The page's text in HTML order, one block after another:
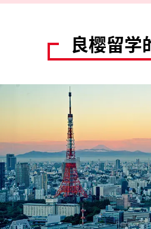
良樱留学